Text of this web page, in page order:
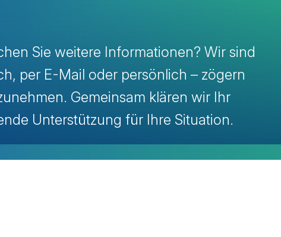
Sie weitere Informationen? Wir sind
per E-Mail oder persönlich – zögern
Gemeinsam klären wir Ihr
Unterstützung für Ihre Situation.